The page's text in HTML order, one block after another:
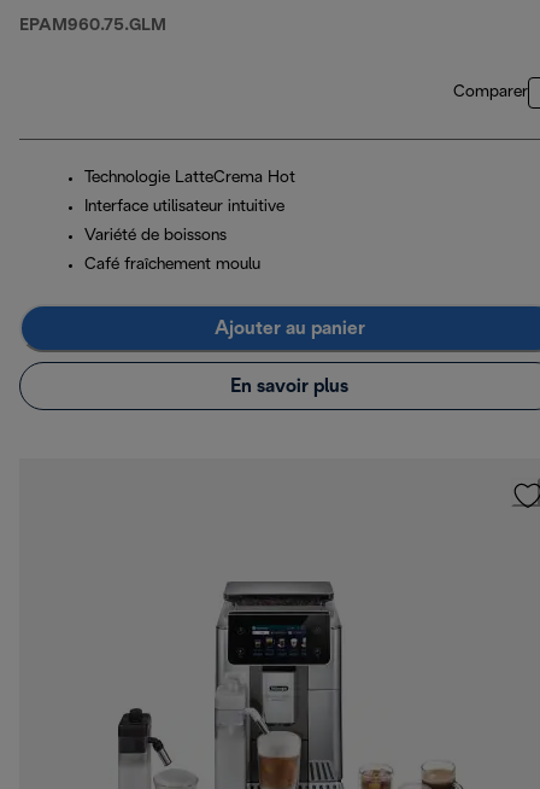
EPAM960.75.GLM
Comparer
Technologie LatteCrema Hot
Interface utilisateur intuitive
Variété de boissons
Café fraîchement moulu
Ajouter au panier
En savoir plus